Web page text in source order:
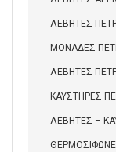
ΛΕΒΗΤΕΣ
ΜΟΝΑΔΕΣ
ΛΕΒΗΤΕΣ
ΚΑΥΣΤΗΡΕΣ
ΛΕΒΗΤΕΣ –